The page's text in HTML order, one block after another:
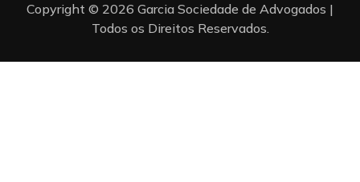
Copyright © 2026 Garcia Sociedade de Advogados |
Todos os Direitos Reservados.